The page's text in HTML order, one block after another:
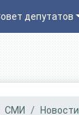
депутатов
СМИ Новости